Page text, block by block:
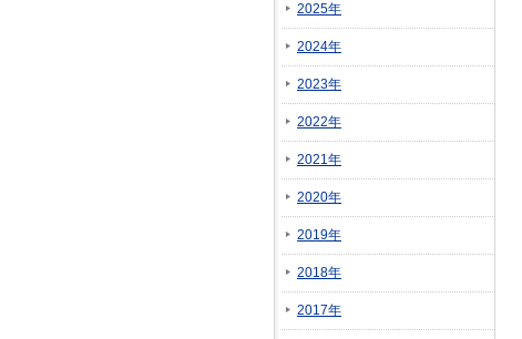
2025年
2024年
2023年
2022年
2021年
2020年
2019年
2018年
2017年